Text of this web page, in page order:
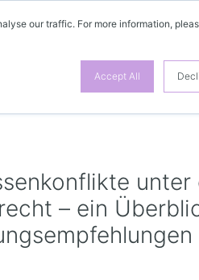
our traffic. For more information,
Accept All
– ein